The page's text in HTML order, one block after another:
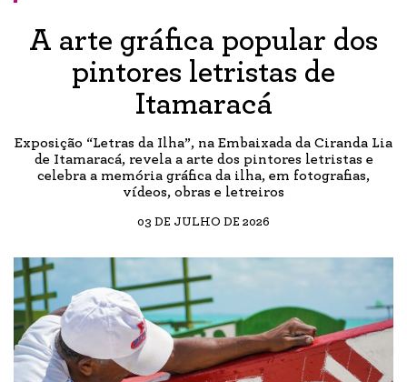
A arte gráfica popular dos
pintores letristas de
Itamaracá
Exposição “Letras da Ilha”, na Embaixada da Ciranda Lia
de Itamaracá, revela a arte dos pintores letristas e
celebra a memória gráfica da ilha, em fotografias,
vídeos, obras e letreiros
03 DE JULHO DE 2026